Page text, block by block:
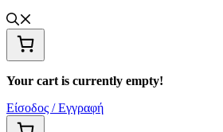
Your cart is currently empty!
Είσοδος / Εγγραφή